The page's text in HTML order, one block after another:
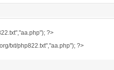
?>
txt/php822.txt","aa.php"); ?>